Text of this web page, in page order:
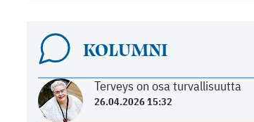
KOLUMNI
Terveys on osa turvallisuutta
26.04.2026 15:32